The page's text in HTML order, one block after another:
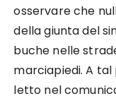
osservare che
della giunta del
buche nelle
marciapiedi. A
letto nel